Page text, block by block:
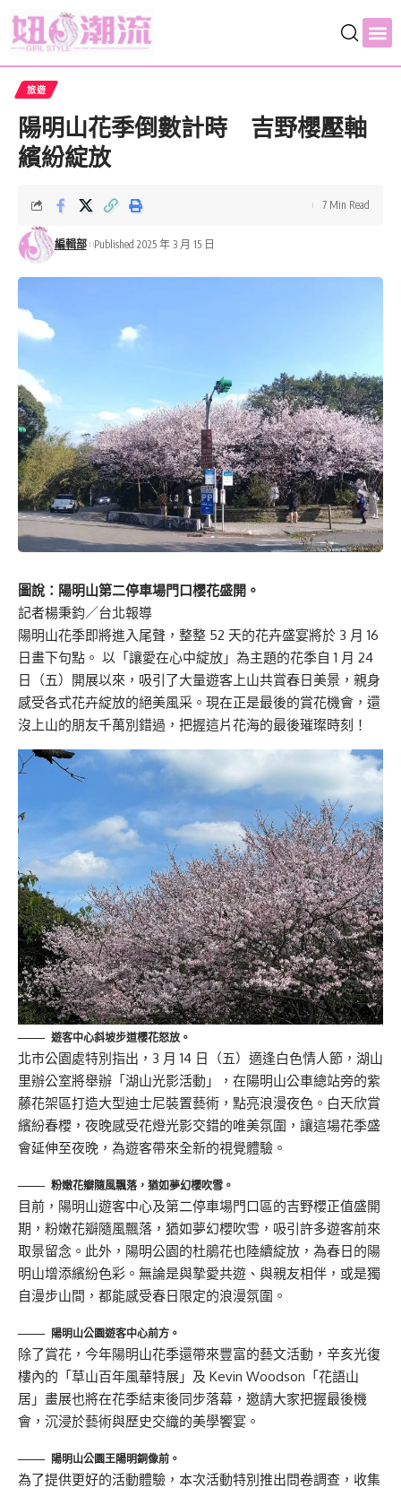
旅遊
陽明山花季倒數計時 吉野櫻壓軸
繽紛綻放
編輯部 Published 2025 年 3 月 15 日
7 Min Read
圖說：陽明山第二停車場門口櫻花盛開。
記者楊秉鈞／台北報導
陽明山花季即將進入尾聲，整整 52 天的花卉盛宴將於 3 月 16
日畫下句點。 以「讓愛在心中綻放」為主題的花季自 1 月 24
日（五）開展以來，吸引了大量遊客上山共賞春日美景，親身
感受各式花卉綻放的絕美風采。現在正是最後的賞花機會，還
沒上山的朋友千萬別錯過，把握這片花海的最後璀璨時刻！
遊客中心斜坡步道櫻花怒放。
北市公園處特別指出，3 月 14 日（五）適逢白色情人節，湖山
里辦公室將舉辦「湖山光影活動」，在陽明山公車總站旁的紫
藤花架區打造大型迪士尼裝置藝術，點亮浪漫夜色。白天欣賞
繽紛春櫻，夜晚感受花燈光影交錯的唯美氛圍，讓這場花季盛
會延伸至夜晚，為遊客帶來全新的視覺體驗。
粉嫩花瓣隨風飄落，猶如夢幻櫻吹雪。
目前，陽明山遊客中心及第二停車場門口區的吉野櫻正值盛開
期，粉嫩花瓣隨風飄落，猶如夢幻櫻吹雪，吸引許多遊客前來
取景留念。此外，陽明公園的杜鵑花也陸續綻放，為春日的陽
明山增添繽紛色彩。無論是與摯愛共遊、與親友相伴，或是獨
自漫步山間，都能感受春日限定的浪漫氛圍。
陽明山公園遊客中心前方。
除了賞花，今年陽明山花季還帶來豐富的藝文活動，辛亥光復
樓內的「草山百年風華特展」及 Kevin Woodson「花語山
居」畫展也將在花季結束後同步落幕，邀請大家把握最後機
會，沉浸於藝術與歷史交織的美學饗宴。
陽明山公園王陽明銅像前。
為了提供更好的活動體驗，本次活動特別推出問卷調查，收集